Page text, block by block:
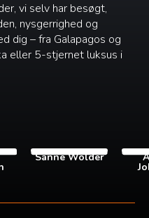
vi selv har besøgt,
nysgerrighed og
dig – fra Galapagos og
eller 5-stjernet luksus i
Sanne Wolder